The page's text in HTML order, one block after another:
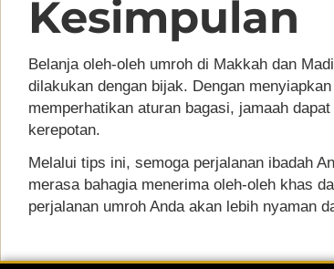
Kesimpulan
Belanja oleh-oleh umroh di Makkah dan
dilakukan dengan bijak. Dengan
memperhatikan aturan bagasi, jamaah
kerepotan.
Melalui tips ini, semoga perjalanan ibadah
merasa bahagia menerima oleh-oleh khas
perjalanan umroh Anda akan lebih nyaman